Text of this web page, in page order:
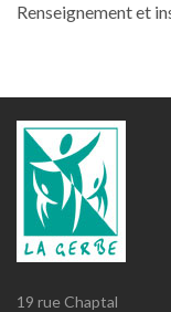
Renseignement et
19 rue Chaptal